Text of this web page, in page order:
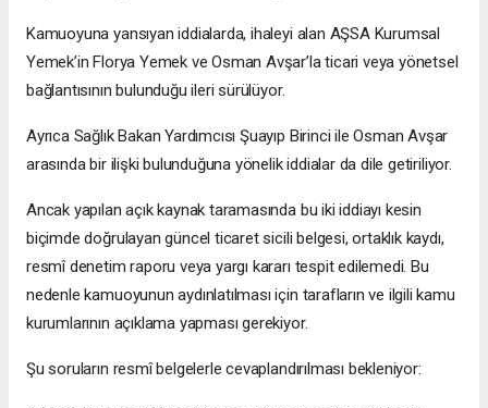
Kamuoyuna yansıyan iddialarda, ihaleyi alan AŞSA Kurumsal
Yemek’in Florya Yemek ve Osman Avşar’la ticari veya yönetsel
bağlantısının bulunduğu ileri sürülüyor.
Ayrıca Sağlık Bakan Yardımcısı Şuayıp Birinci ile Osman Avşar
arasında bir ilişki bulunduğuna yönelik iddialar da dile getiriliyor.
Ancak yapılan açık kaynak taramasında bu iki iddiayı kesin
biçimde doğrulayan güncel ticaret sicili belgesi, ortaklık kaydı,
resmî denetim raporu veya yargı kararı tespit edilemedi. Bu
nedenle kamuoyunun aydınlatılması için tarafların ve ilgili kamu
kurumlarının açıklama yapması gerekiyor.
Şu soruların resmî belgelerle cevaplandırılması bekleniyor: